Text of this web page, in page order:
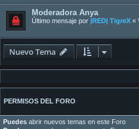
Moderadora Anya
Último mensaje por |RED| TigreX «
Nuevo Tema
PERMISOS DEL FORO
Puedes abrir nuevos temas en este Foro